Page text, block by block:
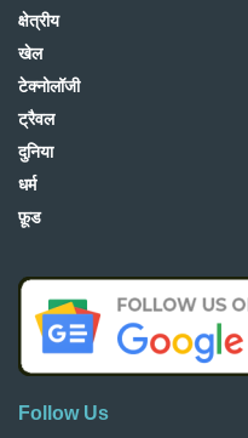
क्षेत्रीय
खेल
टेक्नोलॉजी
ट्रैवल
दुनिया
धर्म
फ़ूड
Follow Us